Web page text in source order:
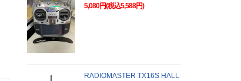
5,080円(税込5,588円)
RADIOMASTER TX16S HALL